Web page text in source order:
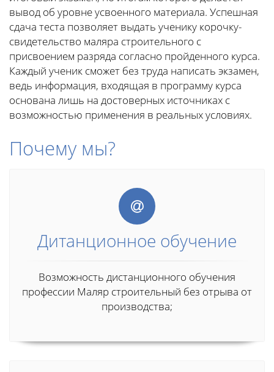
вывод об уровне усвоенного материала. Успешная
сдача теста позволяет выдать ученику корочку-
свидетельство маляра строительного с
присвоением разряда согласно пройденного курса.
Каждый ученик сможет без труда написать экзамен,
ведь информация, входящая в программу курса
основана лишь на достоверных источниках с
возможностью применения в реальных условиях.
Почему мы?
Дитанционное обучение
Возможность дистанционного обучения
профессии Маляр строительный без отрыва от
производства;